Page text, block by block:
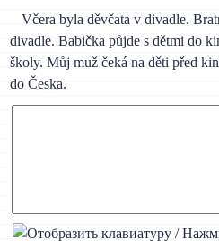
Včera byla děvčata v divadle.
divadle. Babička půjde s dětmi do
školy. Můj muž čeká na děti před
do Česka.